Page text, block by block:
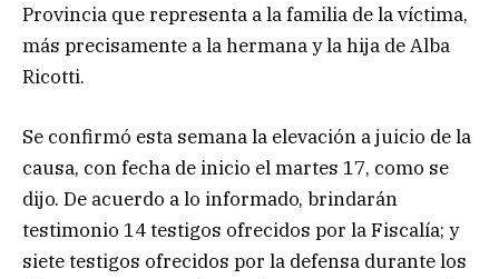
Provincia que representa a la familia de la víctima,
más precisamente a la hermana y la hija de Alba
Ricotti.
Se confirmó esta semana la elevación a juicio de la
causa, con fecha de inicio el martes 17, como se
dijo. De acuerdo a lo informado, brindarán
testimonio 14 testigos ofrecidos por la Fiscalía; y
siete testigos ofrecidos por la defensa durante los